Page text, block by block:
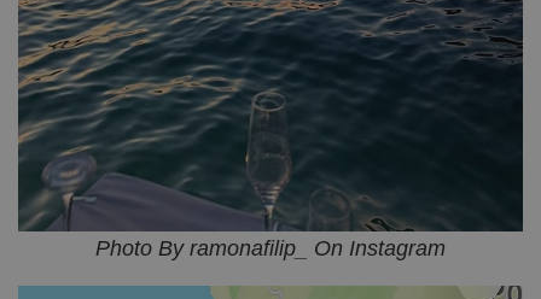
Photo By ramonafilip_ On Instagram